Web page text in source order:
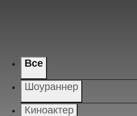
Все
Шоураннер
Киноактер